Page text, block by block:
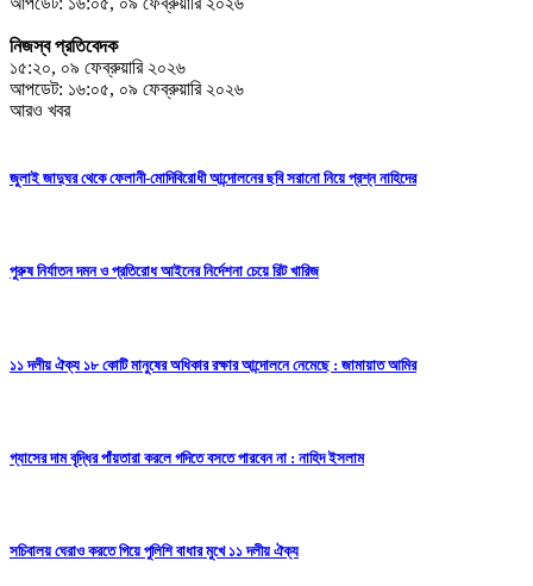
নিজস্ব প্রতিবেদক
১৫:২০, ০৯ ফেব্রুয়ারি ২০২৬
আপডেট: ১৬:০৫, ০৯ ফেব্রুয়ারি ২০২৬
আরও খবর
জুলাই জাদুঘর থেকে ফেলানী-মোদিবিরোধী আন্দোলনের ছবি সরানো নিয়ে প্রশ্ন নাহিদের
পুরুষ নির্যাতন দমন ও প্রতিরোধ আইনের নির্দেশনা চেয়ে রিট খারিজ
১১ দলীয় ঐক্য ১৮ কোটি মানুষের অধিকার রক্ষার আন্দোলনে নেমেছে : জামায়াত আমির
গ্যাসের দাম বৃদ্ধির পাঁয়তারা করলে গদিতে বসতে পারবেন না : নাহিদ ইসলাম
সচিবালয় ঘেরাও করতে গিয়ে পুলিশি বাধার মুখে ১১ দলীয় ঐক্য